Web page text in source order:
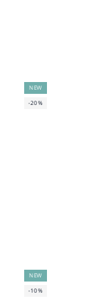
NEW
-20%
NEW
-10%